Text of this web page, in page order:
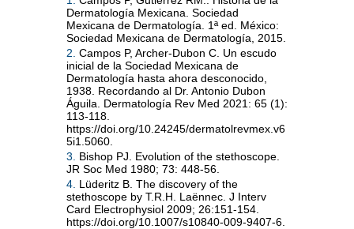
Dermatología Mexicana. Sociedad
Mexicana de Dermatología. 1ª ed. México:
Sociedad Mexicana de Dermatología, 2015.
2. Campos P, Archer-Dubon C. Un escudo
inicial de la Sociedad Mexicana de
Dermatología hasta ahora desconocido,
1938. Recordando al Dr. Antonio Dubon
Águila. Dermatología Rev Med 2021: 65 (1):
113-118.
https://doi.org/10.24245/dermatolrevmex.v6
5i1.5060.
3.
Bishop PJ. Evolution of the stethoscope.
JR Soc Med 1980; 73: 448-56.
4. Lüderitz B. The discovery of the
stethoscope by T.R.H. Laënnec. J Interv
Card Electrophysiol 2009; 26:151-154.
https://doi.org/10.1007/s10840-009-9407-6.